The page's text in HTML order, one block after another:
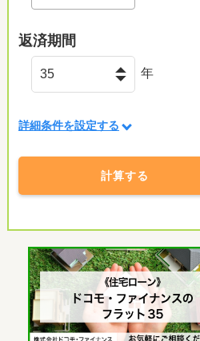
返済期間
年
詳細条件を設定する
計算する